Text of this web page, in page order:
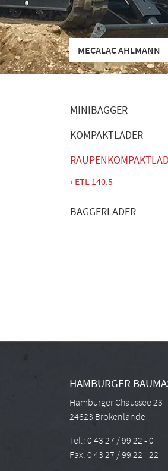
MECALAC AHLMANN
MINIBAGGER
KOMPAKTLADER
ETL 140.5
BAGGERLADER
HAMBURGER
Hamburger Chaussee 23
24623 Brokenlande
Tel.: 0 43 27 / 99 22 - 0
Fax: 0 43 27 / 99 22 - 22